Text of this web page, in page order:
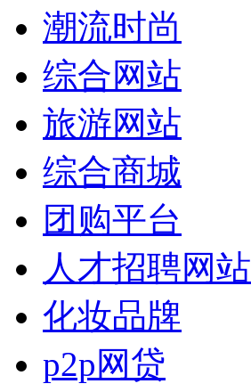
潮流时尚
综合网站
旅游网站
综合商城
团购平台
人才招聘网站
化妆品牌
p2p网贷